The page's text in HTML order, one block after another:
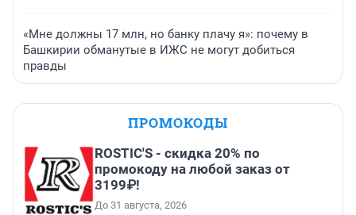
«Мне должны 17 млн, но банку плачу я»: почему в
Башкирии обманутые в ИЖС не могут добиться
правды
ПРОМОКОДЫ
ROSTIC'S - скидка 20% по
промокоду на любой заказ от
3199₽!
До 31 августа, 2026